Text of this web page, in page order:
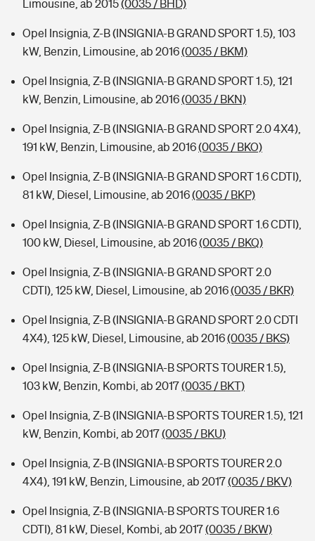
Limousine, ab 2015(0035 / BHD)
Opel Insignia, Z-B (INSIGNIA-B GRAND SPORT 1.5), 103
kW, Benzin, Limousine, ab 2016(0035 / BKM)
Opel Insignia, Z-B (INSIGNIA-B GRAND SPORT 1.5), 121
kW, Benzin, Limousine, ab 2016(0035 / BKN)
Opel Insignia, Z-B (INSIGNIA-B GRAND SPORT 2.0 4X4),
191 kW, Benzin, Limousine, ab 2016(0035 / BKO)
Opel Insignia, Z-B (INSIGNIA-B GRAND SPORT 1.6 CDTI),
81 kW, Diesel, Limousine, ab 2016(0035 / BKP)
Opel Insignia, Z-B (INSIGNIA-B GRAND SPORT 1.6 CDTI),
100 kW, Diesel, Limousine, ab 2016(0035 / BKQ)
Opel Insignia, Z-B (INSIGNIA-B GRAND SPORT 2.0
CDTI), 125 kW, Diesel, Limousine, ab 2016(0035 / BKR)
Opel Insignia, Z-B (INSIGNIA-B GRAND SPORT 2.0 CDTI
4X4), 125 kW, Diesel, Limousine, ab 2016(0035 / BKS)
Opel Insignia, Z-B (INSIGNIA-B SPORTS TOURER 1.5),
103 kW, Benzin, Kombi, ab 2017(0035 / BKT)
Opel Insignia, Z-B (INSIGNIA-B SPORTS TOURER 1.5), 121
kW, Benzin, Kombi, ab 2017(0035 / BKU)
Opel Insignia, Z-B (INSIGNIA-B SPORTS TOURER 2.0
4X4), 191 kW, Benzin, Limousine, ab 2017(0035 / BKV)
Opel Insignia, Z-B (INSIGNIA-B SPORTS TOURER 1.6
CDTI), 81 kW, Diesel, Kombi, ab 2017(0035 / BKW)